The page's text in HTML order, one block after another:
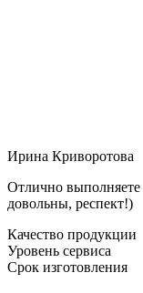
Ирина Криворотова
Отлично выполняете
довольны, респект!)
Качество продукции
Уровень сервиса
Срок изготовления